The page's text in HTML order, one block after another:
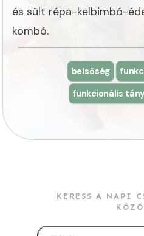
és sült répa-kelbimbó-
kombó.
belsőség
funkcionális
KERESS A NAPI